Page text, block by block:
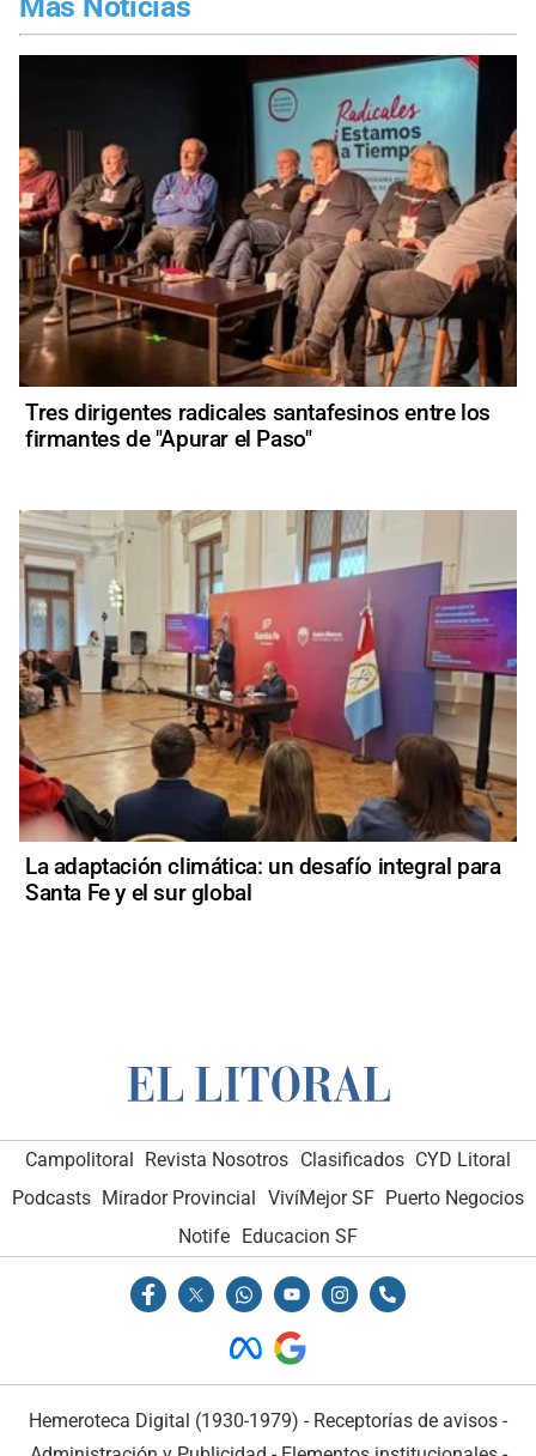
Tres dirigentes radicales santafesinos entre los
firmantes de "Apurar el Paso"
La adaptación climática: un desafío integral para
Santa Fe y el sur global
Campolitoral Revista Nosotros Clasificados CYD Litoral
Podcasts Mirador Provincial VivíMejor SF Puerto Negocios
Notife Educacion SF
Hemeroteca Digital (1930-1979) - Receptorías de avisos -